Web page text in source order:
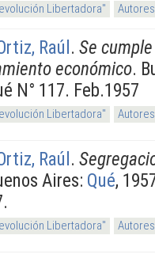
Libertadora"
Raúl. Se
económico.
N° 117. Feb.1957
Libertadora"
Raúl.
Aires: Qué,
Libertadora"